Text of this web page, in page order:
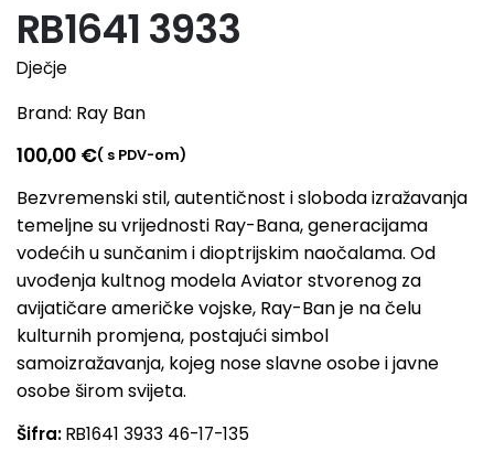
RB1641 3933
Dječje
Brand: Ray Ban
100,00 €( s PDV-om)
Bezvremenski stil, autentičnost i sloboda izražavanja
temeljne su vrijednosti Ray-Bana, generacijama
vodećih u sunčanim i dioptrijskim naočalama. Od
uvođenja kultnog modela Aviator stvorenog za
avijatičare američke vojske, Ray-Ban je na čelu
kulturnih promjena, postajući simbol
samoizražavanja, kojeg nose slavne osobe i javne
osobe širom svijeta.
Šifra:RB1641 3933 46-17-135